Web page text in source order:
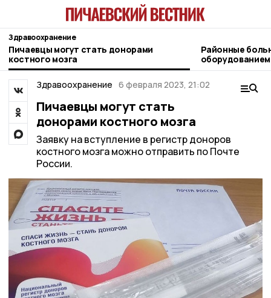
Здравоохранение
Пичаевцы могут стать донорами
костного мозга
Районные
оборудованием
Здравоохранение 6 февраля 2023, 21:02
Пичаевцы могут стать
донорами костного мозга
Заявку на вступление в регистр доноров
костного мозга можно отправить по Почте
России.